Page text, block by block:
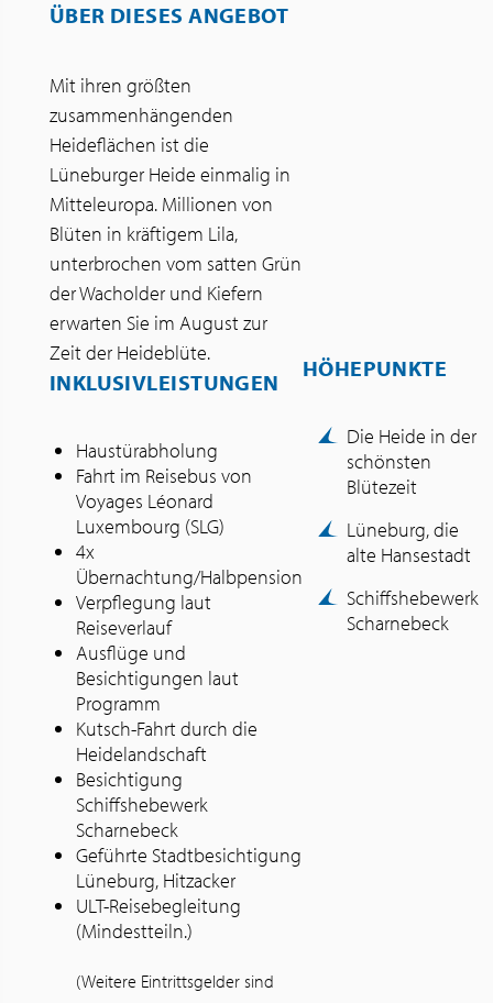
ÜBER DIESES ANGEBOT
Mit ihren größten
zusammenhängenden
Heideflächen ist die
Lüneburger Heide einmalig in
Mitteleuropa. Millionen von
Blüten in kräftigem Lila,
unterbrochen vom satten Grün
der Wacholder und Kiefern
erwarten Sie im August zur
Zeit der Heideblüte.
INKLUSIVLEISTUNGEN
Haustürabholung
Fahrt im Reisebus von
Voyages Léonard
Luxembourg (SLG)
4x
Übernachtung/Halbpension
Verpflegung laut
Reiseverlauf
Ausflüge und
Besichtigungen laut
Programm
Kutsch-Fahrt durch die
Heidelandschaft
Besichtigung
Schiffshebewerk
Scharnebeck
Geführte Stadtbesichtigung
Lüneburg, Hitzacker
ULT-Reisebegleitung
(Mindestteiln.)
(Weitere Eintrittsgelder sind
HÖHEPUNKTE
Die Heide in der
schönsten
Blütezeit
Lüneburg, die
alte Hansestadt
Schiffshebewerk
Scharnebeck